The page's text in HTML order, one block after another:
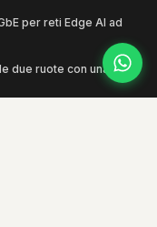
per reti Edge AI ad
due ruote con una